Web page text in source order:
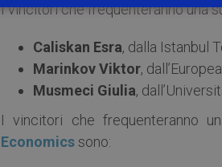
I vincitori che frequenteranno una
Caliskan Esra, dalla Istanbul
Marinkov Viktor,
Musmeci Giulia,
I vincitori che frequenteranno
Economicssono: